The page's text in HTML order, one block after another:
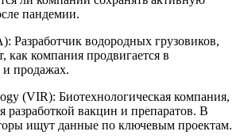
пандемии.
Разработчик водородных грузовиков,
как компания продвигается в
и продажах.
(VIR): Биотехнологическая компания,
разработкой вакцин и препаратов. В
ищут данные по ключевым проектам.